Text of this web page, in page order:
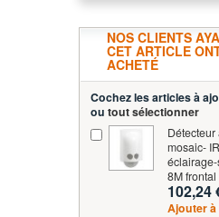
NOS CLIENTS
CET ARTICLE
ACHETÉ
Cochez les articles à
ou tout sélectionner
mosaic-
8M frontal
102,24
Ajouter